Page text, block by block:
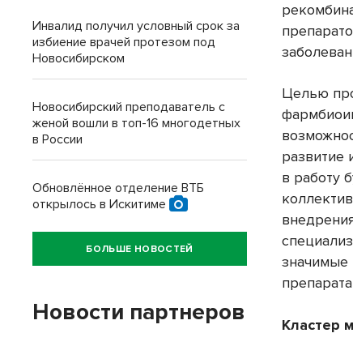
Целью
развитие
в работу
значимые
Кластер
Инвалид получил условный срок за
избиение врачей протезом под
Новосибирском
Новосибирский преподаватель с
женой вошли в топ-16 многодетных
в России
Обновлённое отделение ВТБ
открылось в Искитиме
БОЛЬШЕ НОВОСТЕЙ
Новости партнеров